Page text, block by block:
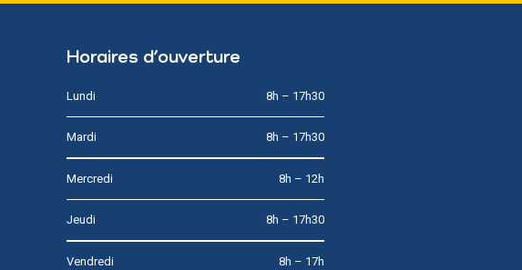
Horaires d’ouverture
Lundi 8h – 17h30
Mardi 8h – 17h30
Mercredi 8h – 12h
Jeudi 8h – 17h30
Vendredi 8h – 17h